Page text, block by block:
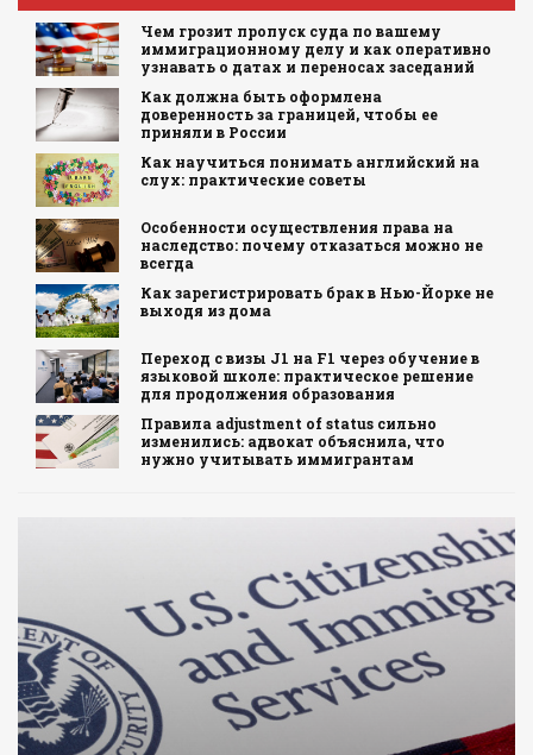
Чем грозит пропуск суда по вашему
иммиграционному делу и как оперативно
узнавать о датах и переносах заседаний
Как должна быть оформлена
доверенность за границей, чтобы ее
приняли в России
Как научиться понимать английский на
слух: практические советы
Особенности осуществления права на
наследство: почему отказаться можно не
всегда
Как зарегистрировать брак в Нью-Йорке не
выходя из дома
Переход с визы J1 на F1 через обучение в
языковой школе: практическое решение
для продолжения образования
Правила adjustment of status сильно
изменились: адвокат объяснила, что
нужно учитывать иммигрантам